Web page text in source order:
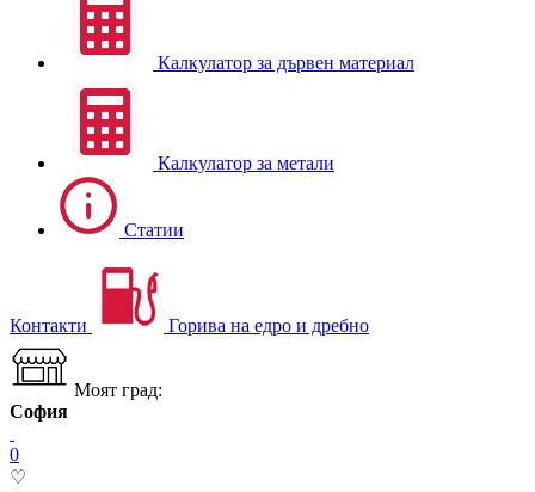
Калкулатор за дървен материал
Калкулатор за метали
Статии
Контакти Горива на едро и дребно
Моят град:
София
0
♡